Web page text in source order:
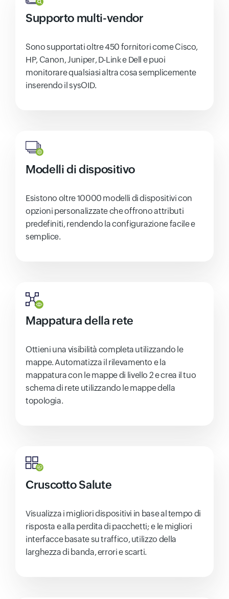
Supporto multi-vendor
Sono supportati oltre 450 fornitori come Cisco,
HP, Canon, Juniper, D-Link e Dell e puoi
monitorare qualsiasi altra cosa semplicemente
inserendo il sysOID.
Modelli di dispositivo
Esistono oltre 10000 modelli di dispositivi con
opzioni personalizzate che offrono attributi
predefiniti, rendendo la configurazione facile e
semplice.
Mappatura della rete
Ottieni una visibilità completa utilizzando le
mappe. Automatizza il rilevamento e la
mappatura con le mappe di livello 2 e crea il tuo
schema di rete utilizzando le mappe della
topologia.
Cruscotto Salute
Visualizza i migliori dispositivi in ​​base al tempo di
risposta e alla perdita di pacchetti; e le migliori
interfacce basate su traffico, utilizzo della
larghezza di banda, errori e scarti.